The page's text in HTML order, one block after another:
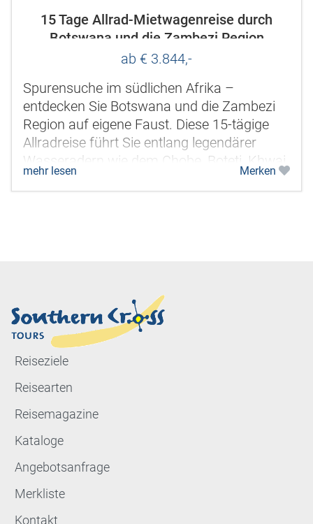
15 Tage Allrad-Mietwagenreise durch
Botswana und die Zambezi Region
ab € 3.844,-
Spurensuche im südlichen Afrika –
entdecken Sie Botswana und die Zambezi
Region auf eigene Faust. Diese 15-tägige
Allradreise führt Sie entlang legendärer
Wasseradern wie dem Chobe, Boteti, Khwai
und Okavango durch eine der...
mehr lesen Merken
Reiseziele
Reisearten
Reisemagazine
Kataloge
Angebotsanfrage
Merkliste
Kontakt